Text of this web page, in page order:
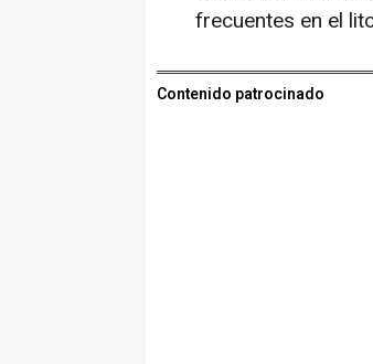
frecuentes en el
Contenido patrocinado